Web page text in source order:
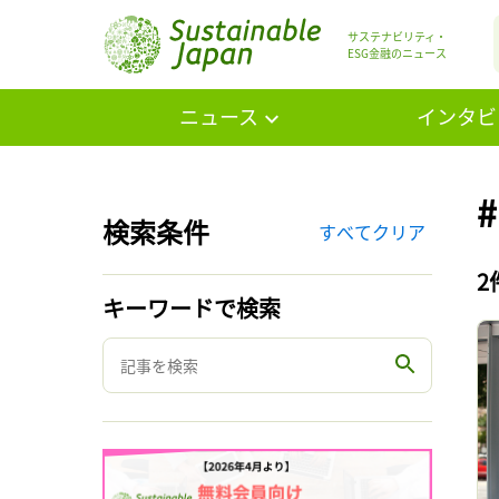
サステナビリティ・
ESG金融のニュース
ニュース インタ
検索条件 すべてクリア
キーワードで検索
2